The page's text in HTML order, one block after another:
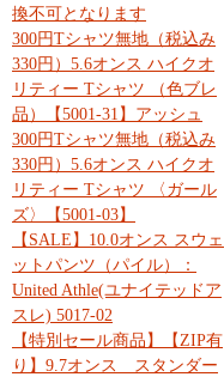
換不可となります
300円Tシャツ無地（税込み
330円）5.6オンス ハイクオ
リティー Tシャツ （色ブレ
品）【5001-31】アッシュ
300円Tシャツ無地（税込み
330円）5.6オンス ハイクオ
リティー Tシャツ 〈ガール
ズ〉【5001-03】
【SALE】10.0オンス スウェ
ットパンツ（パイル）：
United Athle(ユナイテッドア
スレ) 5017-02
【特別セール商品】【ZIP有
り】9.7オンス スタンダー